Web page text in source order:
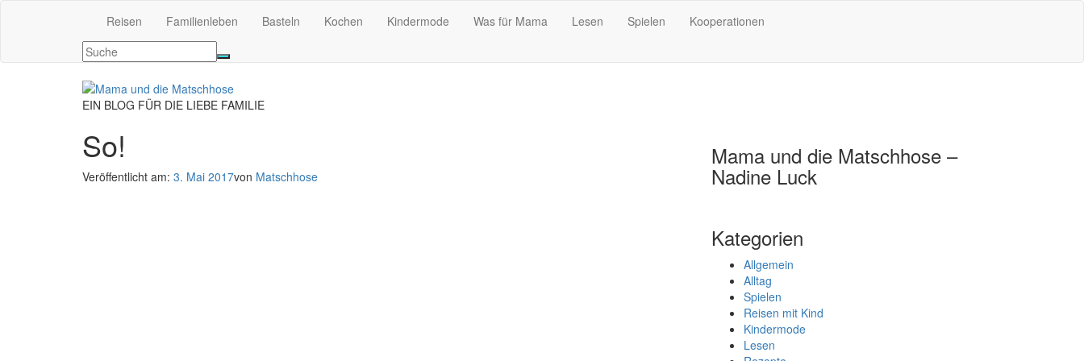
Reisen Familienleben Basteln Kochen Kindermode Was für Mama Lesen Spielen Kooperationen
EIN BLOG FÜR DIE LIEBE FAMILIE
So!
Veröffentlicht am: 3. Mai 2017von Matschhose
Mama und die Matschhose –
Nadine Luck
Kategorien
Allgemein
Alltag
Spielen
Reisen mit Kind
Kindermode
Lesen